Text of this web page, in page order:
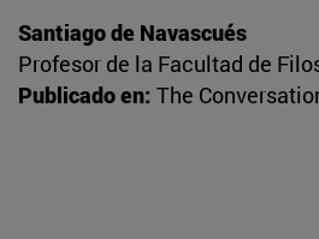
Santiago de Navascués
Profesor de la Facultad de
Publicado en: The